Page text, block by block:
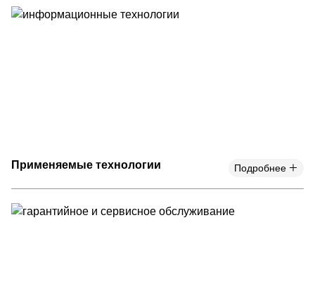
Применяемые технологии Подробнее